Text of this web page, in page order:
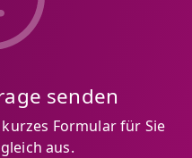
senden
Formular für Sie
aus.